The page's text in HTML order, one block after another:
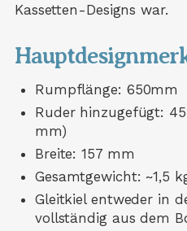
Kassetten-Designs war.
Rumpflänge: 650mm
Ruder hinzugefügt:
mm)
Breite: 157 mm
Gesamtgewicht: ~1,5
Gleitkiel entweder in
vollständig aus dem